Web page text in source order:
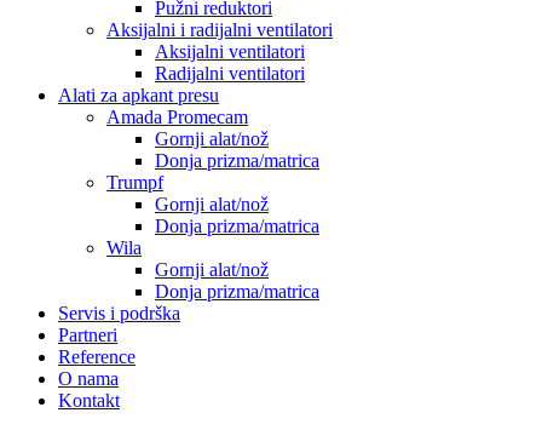
Pužni reduktori
Aksijalni i radijalni ventilatori
Aksijalni ventilatori
Radijalni ventilatori
Alati za apkant presu
Amada Promecam
Gornji alat/nož
Donja prizma/matrica
Trumpf
Gornji alat/nož
Donja prizma/matrica
Wila
Gornji alat/nož
Donja prizma/matrica
Servis i podrška
Partneri
Reference
O nama
Kontakt